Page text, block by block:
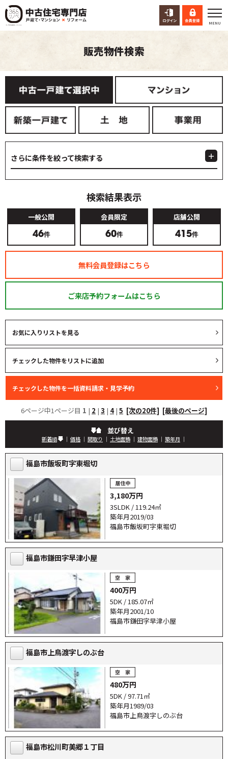
販売物件検索
さらに条件を絞って検索する
検索結果表示
一般公開
46件
会員限定
60件
店舗公開
415件
無料会員登録はこちら
ご来店予約フォームはこちら
お気に入りリストを見る
6ページ中1ページ目 1 | 2 | 3 | 4| 5 [次の20件] [最後のページ]
並び替え
新着順 ｜ 価格 ｜ 間取り ｜ 土地面積 ｜ 建物面積 ｜ 築年月 ｜
福島市飯坂町字東堀切
3,180万円
3SLDK / 119.24㎡
築年月2019/03
福島市飯坂町字東堀切
福島市鎌田字早津小屋
400万円
5DK / 185.07㎡
築年月2001/10
福島市鎌田字早津小屋
福島市上鳥渡字しのぶ台
480万円
5DK / 97.71㎡
築年月1989/03
福島市上鳥渡字しのぶ台
福島市松川町美郷１丁目